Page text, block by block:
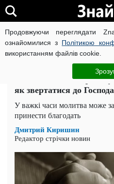
Продовжуючи переглядати
ознайомилися з Політикою
використанням файлів cookie.
ВІЙНА РОСІЇ ПРОТИ
Суспільство
Молитва за свою
як звертатися до Господа
У важкі часи молитва може
принести благодать
Дмитрий Киришин
Редактор стрічки новин